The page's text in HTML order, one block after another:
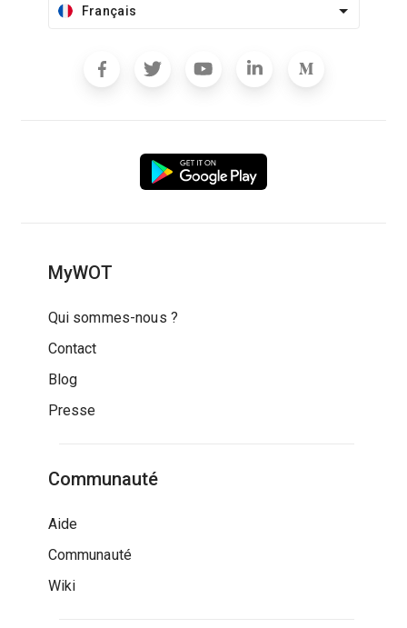
Français
MyWOT
Qui sommes-nous ?
Contact
Blog
Presse
Communauté
Aide
Communauté
Wiki